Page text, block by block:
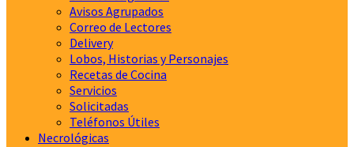
Avisos Agrupados
Correo de Lectores
Delivery
Lobos, Historias y Personajes
Recetas de Cocina
Servicios
Solicitadas
Teléfonos Útiles
Necrológicas